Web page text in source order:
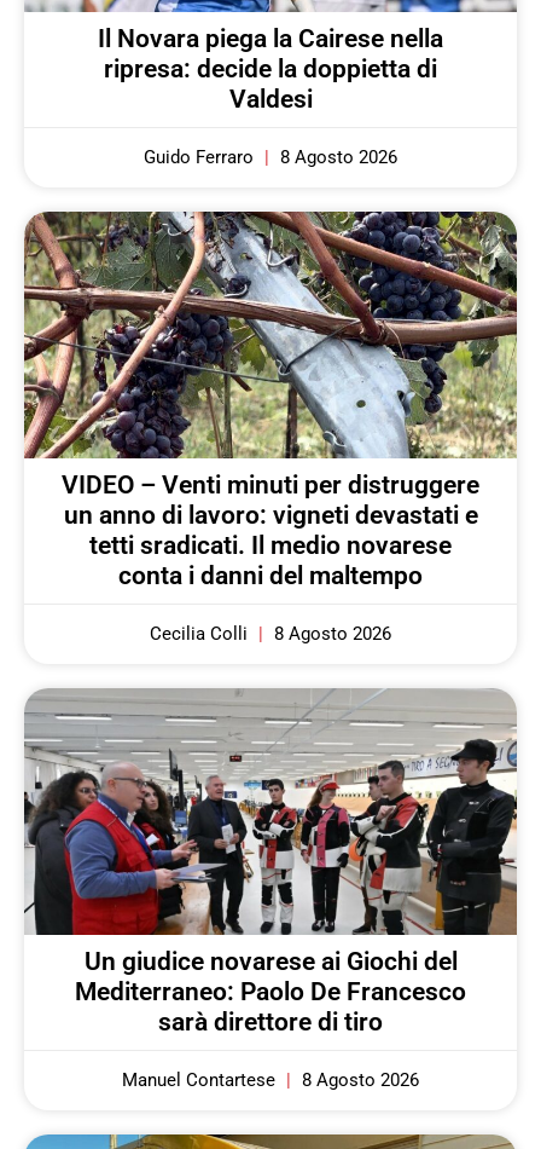
Il Novara piega la Cairese nella
ripresa: decide la doppietta di
Valdesi
Guido Ferraro 8 Agosto 2026
VIDEO – Venti minuti per distruggere
un anno di lavoro: vigneti devastati e
tetti sradicati. Il medio novarese
conta i danni del maltempo
Cecilia Colli 8 Agosto 2026
Un giudice novarese ai Giochi del
Mediterraneo: Paolo De Francesco
sarà direttore di tiro
Manuel Contartese 8 Agosto 2026